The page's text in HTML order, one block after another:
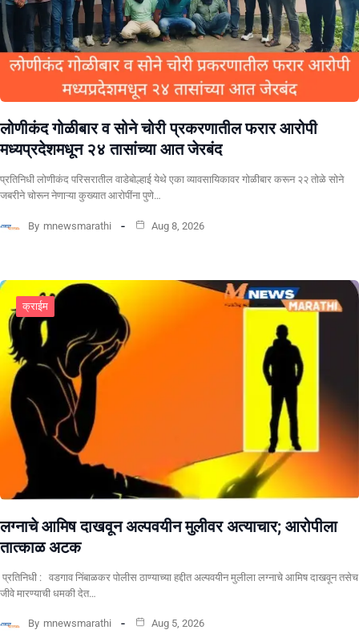
लोणीकंद गोळीबार व सोने चोरी प्रकरणातील फरार आरोपी
मध्यप्रदेशमधून २४ तासांच्या आत जेरबंद
प्रतिनिधी लोणीकंद परिसरातील वाडेबोल्हाई येथे एका व्यावसायिकावर गोळीबार करून २२ तोळे सोने
जबरीने चोरून नेणाऱ्या कुख्यात आरोपींना पुणे…
By mnewsmarathi Aug 8, 2026
क्राईम
लग्नाचे आमिष दाखवून अल्पवयीन मुलीवर अत्याचार; आरोपीला
तात्काळ अटक
प्रतिनिधी : वडगाव निंबाळकर पोलीस ठाण्याच्या हद्दीत अल्पवयीन मुलीला लग्नाचे आमिष दाखवून तसेच
जीवे मारण्याची धमकी देत…
By mnewsmarathi Aug 5, 2026